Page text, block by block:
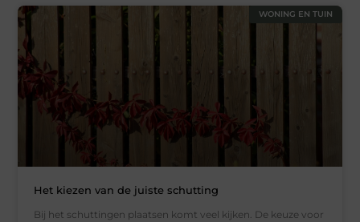
WONING EN TUIN
Het kiezen van de juiste schutting
Bij het schuttingen plaatsen komt veel kijken. De keuze voor